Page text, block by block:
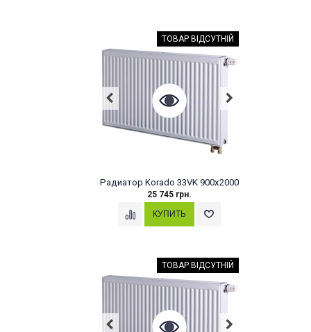
ТОВАР ВІДСУТНІЙ
Радиатор Korado 33VK 900x2000
25 745 грн.
ТОВАР ВІДСУТНІЙ